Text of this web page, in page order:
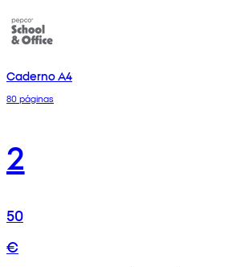
Caderno A4
80 páginas
2
50
€